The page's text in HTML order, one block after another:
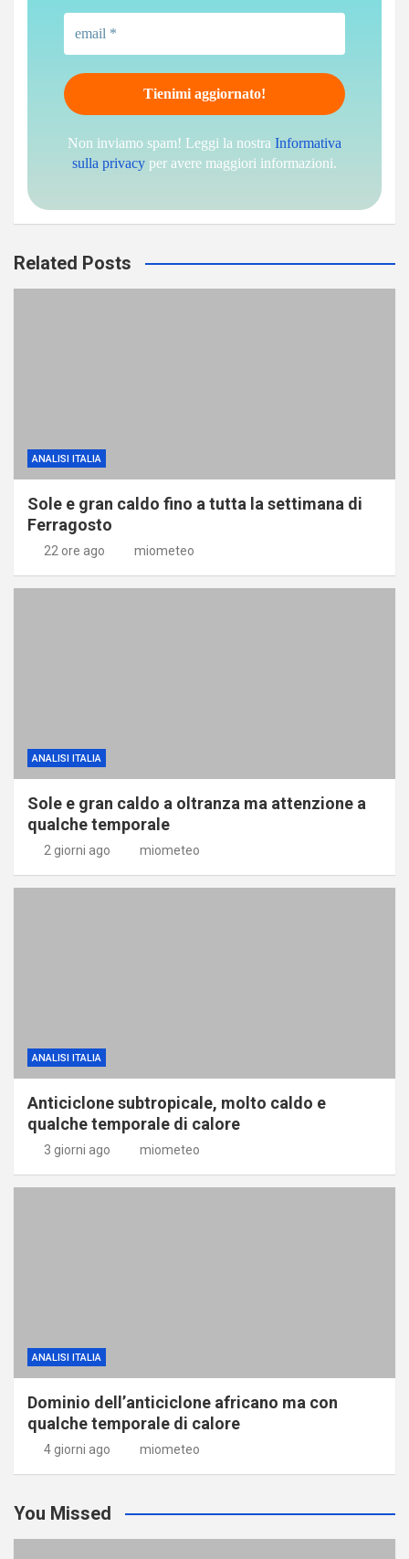
Non inviamo spam! Leggi la nostra Informativa
sulla privacy per avere maggiori informazioni.
Related Posts
ANALISI ITALIA
Sole e gran caldo fino a tutta la settimana di
Ferragosto
22 ore ago miometeo
ANALISI ITALIA
Sole e gran caldo a oltranza ma attenzione a
qualche temporale
2 giorni ago miometeo
ANALISI ITALIA
Anticiclone subtropicale, molto caldo e
qualche temporale di calore
3 giorni ago miometeo
ANALISI ITALIA
Dominio dell’anticiclone africano ma con
qualche temporale di calore
4 giorni ago miometeo
You Missed